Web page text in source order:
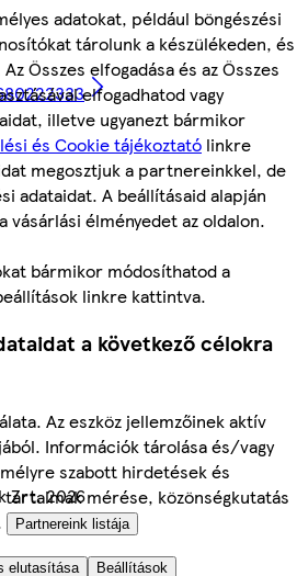
adatokat, például böngészési
tárolunk a készülékeden, és
Összes elfogadása és az Összes
elfogadhatod vagy
illetve ugyanezt bármikor
és Cookie tájékoztató linkre
megosztjuk a partnereinkkel, de
adataidat. A beállításaid alapján
vásárlási élményedet az oldalon.
bármikor módosíthatod a
linkre kattintva.
a következő célokra
Az eszköz jellemzőinek aktív
Információk tárolása és/vagy
szabott hirdetések és
mérése, közönségkutatás
Partnereink listája
elutasítása Beállítások
Zrt. 2026